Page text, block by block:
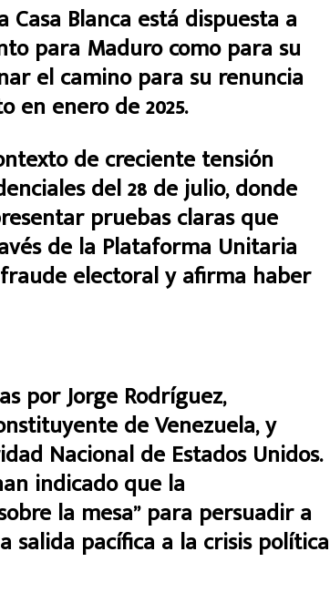
Blanca está dispuesta a
para Maduro como para su
el camino para su renuncia
en enero de 2025.
de creciente tensión
del 28 de julio, donde
pruebas claras que
de la Plataforma Unitaria
electoral y afirma haber
por Jorge Rodríguez,
de Venezuela, y
Nacional de Estados Unidos.
indicado que la
la mesa” para persuadir a
salida pacífica a la crisis política